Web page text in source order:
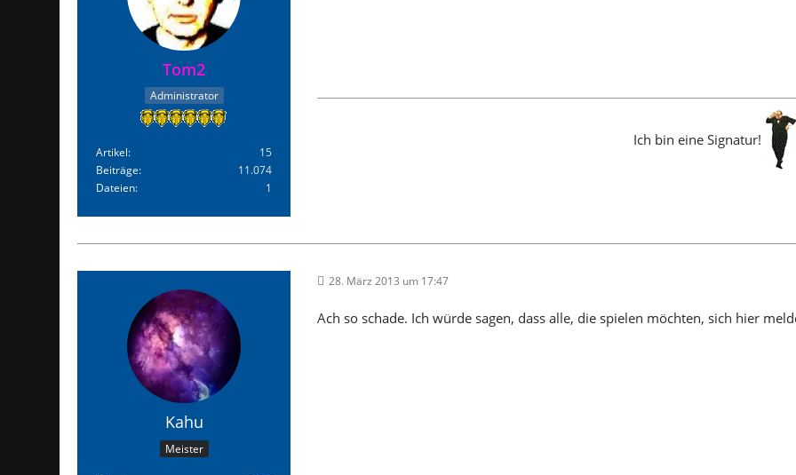
Tom2
Administrator
Artikel
15
Beiträge
11.074
Dateien
1
Ich bin eine Signatur!
Kahu
Meister
28. März 2013 um 17:47
Ach so schade. Ich würde sagen, dass alle, die spielen möchten, sich hier